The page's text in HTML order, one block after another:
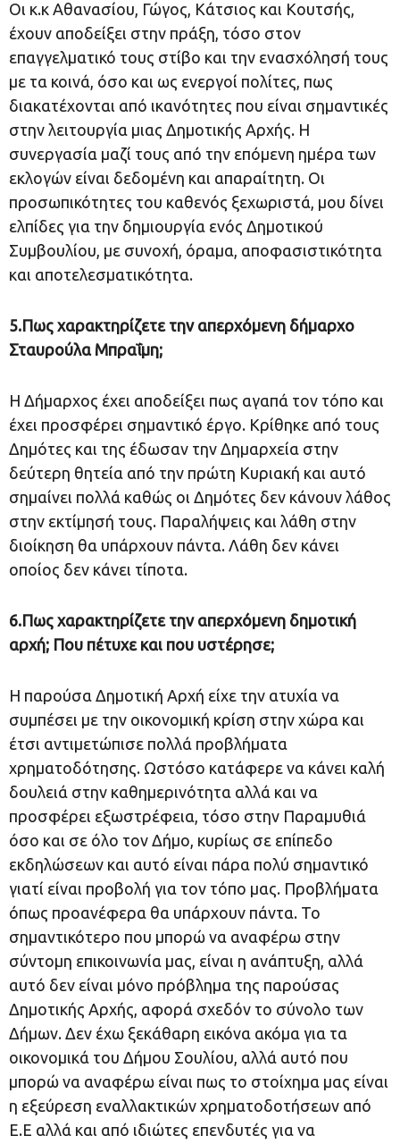
Οι κ.κ Αθανασίου, Γώγος, Κάτσιος και Κουτσής,
έχουν αποδείξει στην πράξη, τόσο στον
επαγγελματικό τους στίβο και την ενασχόλησή τους
με τα κοινά, όσο και ως ενεργοί πολίτες, πως
διακατέχονται από ικανότητες που είναι σημαντικές
στην λειτουργία μιας Δημοτικής Αρχής. Η
συνεργασία μαζί τους από την επόμενη ημέρα των
εκλογών είναι δεδομένη και απαραίτητη. Οι
προσωπικότητες του καθενός ξεχωριστά, μου δίνει
ελπίδες για την δημιουργία ενός Δημοτικού
Συμβουλίου, με συνοχή, όραμα, αποφασιστικότητα
και αποτελεσματικότητα.
5.Πως χαρακτηρίζετε την απερχόμενη δήμαρχο
Σταυρούλα Μπραΐμη;
Η Δήμαρχος έχει αποδείξει πως αγαπά τον τόπο και
έχει προσφέρει σημαντικό έργο. Κρίθηκε από τους
Δημότες και της έδωσαν την Δημαρχεία στην
δεύτερη θητεία από την πρώτη Κυριακή και αυτό
σημαίνει πολλά καθώς οι Δημότες δεν κάνουν λάθος
στην εκτίμησή τους. Παραλήψεις και λάθη στην
διοίκηση θα υπάρχουν πάντα. Λάθη δεν κάνει
οποίος δεν κάνει τίποτα.
6.Πως χαρακτηρίζετε την απερχόμενη δημοτική
αρχή; Που πέτυχε και που υστέρησε;
Η παρούσα Δημοτική Αρχή είχε την ατυχία να
συμπέσει με την οικονομική κρίση στην χώρα και
έτσι αντιμετώπισε πολλά προβλήματα
χρηματοδότησης. Ωστόσο κατάφερε να κάνει καλή
δουλειά στην καθημερινότητα αλλά και να
προσφέρει εξωστρέφεια, τόσο στην Παραμυθιά
όσο και σε όλο τον Δήμο, κυρίως σε επίπεδο
εκδηλώσεων και αυτό είναι πάρα πολύ σημαντικό
γιατί είναι προβολή για τον τόπο μας. Προβλήματα
όπως προανέφερα θα υπάρχουν πάντα. Το
σημαντικότερο που μπορώ να αναφέρω στην
σύντομη επικοινωνία μας, είναι η ανάπτυξη, αλλά
αυτό δεν είναι μόνο πρόβλημα της παρούσας
Δημοτικής Αρχής, αφορά σχεδόν το σύνολο των
Δήμων. Δεν έχω ξεκάθαρη εικόνα ακόμα για τα
οικονομικά του Δήμου Σουλίου, αλλά αυτό που
μπορώ να αναφέρω είναι πως το στοίχημα μας είναι
η εξεύρεση εναλλακτικών χρηματοδοτήσεων από
Ε.Ε αλλά και από ιδιώτες επενδυτές για να